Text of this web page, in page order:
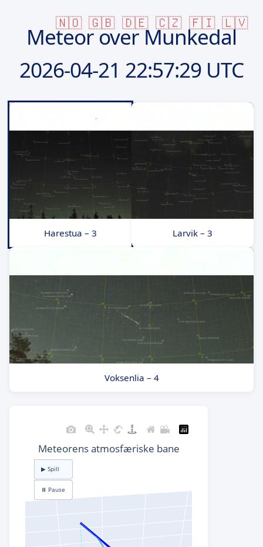
🇳🇴 🇬🇧 🇩🇪 🇨🇿 🇫🇮 🇱🇻
Meteor over Munkedal
2026-04-21 22:57:29 UTC
Harestua – 3 Larvik – 3
Voksenlia – 4